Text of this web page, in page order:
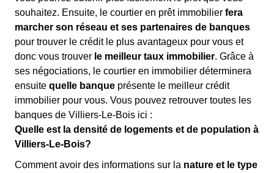
souhaitez. Ensuite, le courtier en prêt immobilier fera
marcher son réseau et ses partenaires de banques
pour trouver le crédit le plus avantageux pour vous et
donc vous trouver le meilleur taux immobilier. Grâce à
ses négociations, le courtier en immobilier déterminera
ensuite quelle banque présente le meilleur crédit
immobilier pour vous. Vous pouvez retrouver toutes les
banques de Villiers-Le-Bois ici :
Quelle est la densité de logements et de population à
Villiers-Le-Bois?
Comment avoir des informations sur la nature et le type